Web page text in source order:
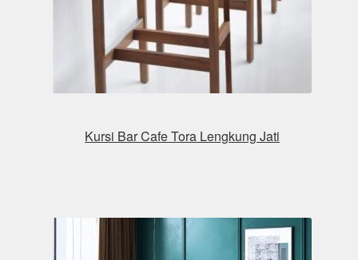
Kursi Bar Cafe Tora Lengkung Jati